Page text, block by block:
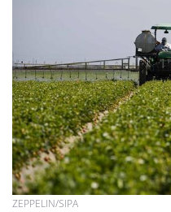
ZEPPELIN/SIPA